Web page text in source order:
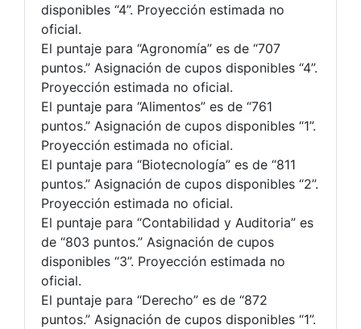
disponibles “4”. Proyección estimada no
oficial.
El puntaje para “Agronomía” es de “707
puntos.” Asignación de cupos disponibles “4”.
Proyección estimada no oficial.
El puntaje para “Alimentos” es de “761
puntos.” Asignación de cupos disponibles “1”.
Proyección estimada no oficial.
El puntaje para “Biotecnología” es de “811
puntos.” Asignación de cupos disponibles “2”.
Proyección estimada no oficial.
El puntaje para “Contabilidad y Auditoria” es
de “803 puntos.” Asignación de cupos
disponibles “3”. Proyección estimada no
oficial.
El puntaje para “Derecho” es de “872
puntos.” Asignación de cupos disponibles “1”.